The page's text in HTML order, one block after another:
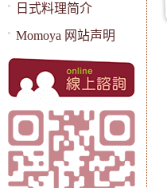
日式料理简介
Momoya 网站声明